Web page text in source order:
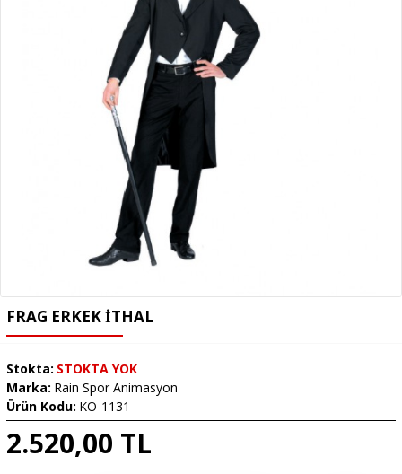
FRAG ERKEK İTHAL
2.520,00 TL
Stokta: STOKTA YOK
Marka: Rain Spor Animasyon
Ürün Kodu: KO-1131